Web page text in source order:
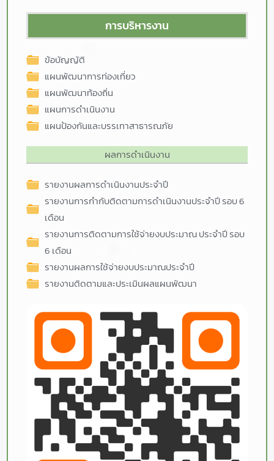
การบริหารงาน
ข้อบัญญัติ
แผนพัฒนาการท่องเที่ยว
แผนพัฒนาท้องถิ่น
แผนการดำเนินงาน
แผนป้องกันและบรรเทาสาธารณภัย
ผลการดำเนินงาน
รายงานผลการดำเนินงานประจำปี
รายงานการกำกับติดตามการดำเนินงานประจำปี รอบ 6
เดือน
รายงานการติดตามการใช้จ่ายงบประมาณ ประจำปี รอบ
6 เดือน
รายงานผลการใช้จ่ายงบประมาณประจำปี
รายงานติดตามและประเมินผลแผนพัฒนา